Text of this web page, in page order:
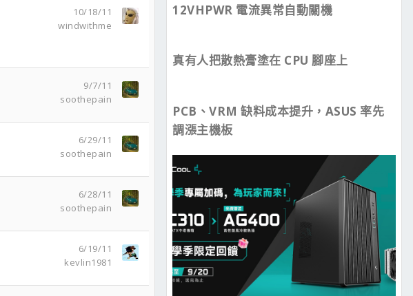
10/18/11
windwithme
9/7/11
soothepain
6/29/11
soothepain
6/28/11
soothepain
6/19/11
kevlin1981
12VHPWR 電流異常自動關機
真有人把散熱膏塗在 CPU 腳座上
PCB、VRM 缺料成本提升，ASUS 率先
調漲主機板